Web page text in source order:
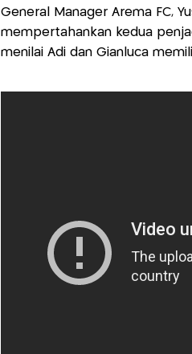
General Manager Arema FC,
mempertahankan kedua
menilai Adi dan Gianluca